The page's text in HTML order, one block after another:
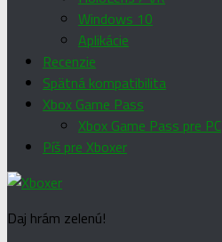
Windows 10
Aplikácie
Recenzie
Spätná kompatibilita
Xbox Game Pass
Xbox Game Pass pre PC
Píš pre Xboxer
Daj hrám zelenú!